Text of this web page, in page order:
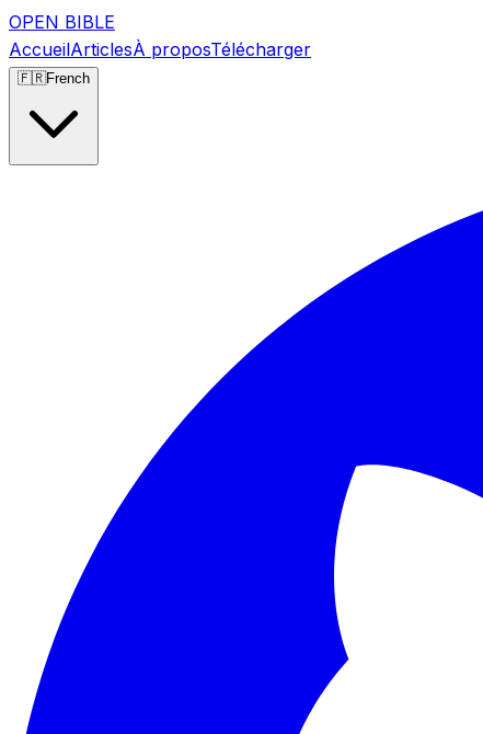
OPEN BIBLE
AccueilArticlesÀ proposTélécharger
🇫🇷French